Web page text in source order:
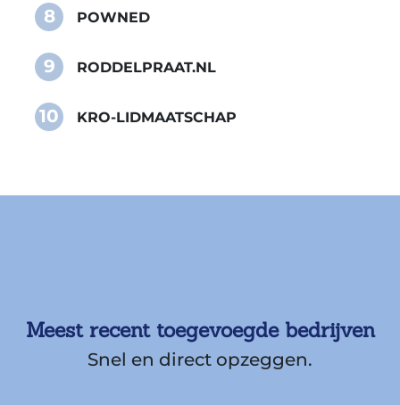
8 POWNED
9 RODDELPRAAT.NL
10 KRO-LIDMAATSCHAP
Meest recent toegevoegde bedrijven
Snel en direct opzeggen.